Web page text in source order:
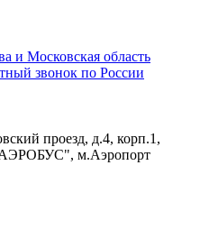
и Московская область
звонок по России
проезд, д.4, корп.1,
м.Аэропорт